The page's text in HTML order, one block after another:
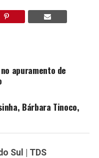
apuramento de
Bárbara Tinoco,
Sul | TDS